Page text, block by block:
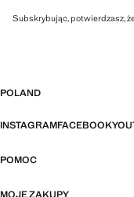
Subskrybując, potwierdzasz,
POLAND
INSTAGRAMFACEBOOK
POMOC